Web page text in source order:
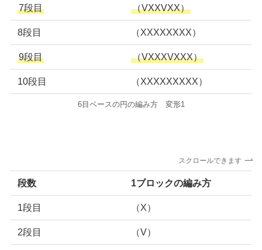
7段目 （VXXVXX）
8段目 （XXXXXXXX）
9段目 （VXXXVXXX）
10段目 （XXXXXXXXX）
6目ベースの円の編み方 変形1
スクロールできます
段数 1ブロックの編み方
1段目 （X）
2段目 （V）